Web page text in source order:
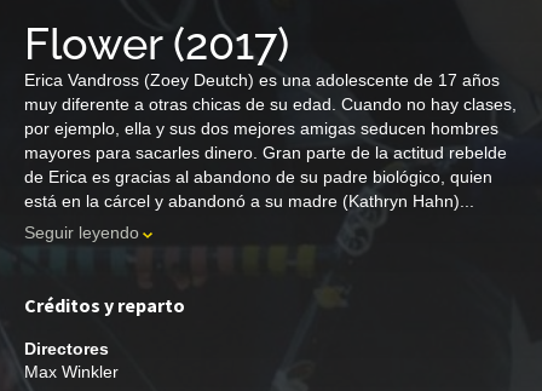
Flower (2017)
Erica Vandross (Zoey Deutch) es una adolescente de 17 años
muy diferente a otras chicas de su edad. Cuando no hay clases,
por ejemplo, ella y sus dos mejores amigas seducen hombres
mayores para sacarles dinero. Gran parte de la actitud rebelde
de Erica es gracias al abandono de su padre biológico, quien
está en la cárcel y abandonó a su madre (Kathryn Hahn)...
Seguir leyendo
Créditos y reparto
Directores
Max Winkler